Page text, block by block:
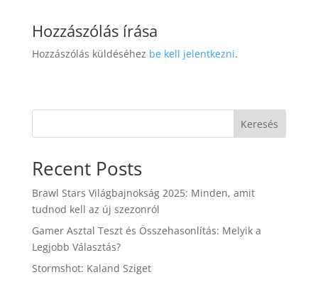
Hozzászólás írása
Hozzászólás küldéséhez be kell jelentkezni.
Keresés
Recent Posts
Brawl Stars Világbajnokság 2025: Minden, amit
tudnod kell az új szezonról
Gamer Asztal Teszt és Összehasonlítás: Melyik a
Legjobb Választás?
Stormshot: Kaland Sziget